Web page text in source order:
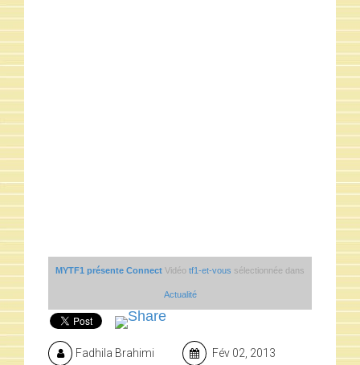
MYTF1 présente Connect Vidéo tf1-et-vous sélectionnée dans
Actualité
Fadhila Brahimi Fév 02, 2013